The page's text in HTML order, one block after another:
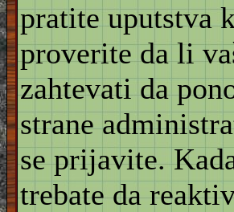
pratite uputstva
proverite da li
zahtevati da
strane
se prijavite.
trebate da